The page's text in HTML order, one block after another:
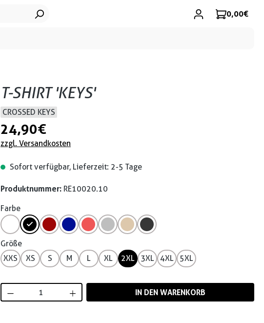
0,00 €
T-SHIRT 'KEYS'
CROSSED KEYS
24,90 €
zzgl. Versandkosten
Sofort verfügbar, Lieferzeit: 2-5 Tage
Produktnummer: RE10020.10
Farbe
Größe
XXS
XS S M L XL 2XL 3XL 4XL 5XL
Produkt Anzahl: Gib den gewünschten Wert ein
IN DEN WARENKORB